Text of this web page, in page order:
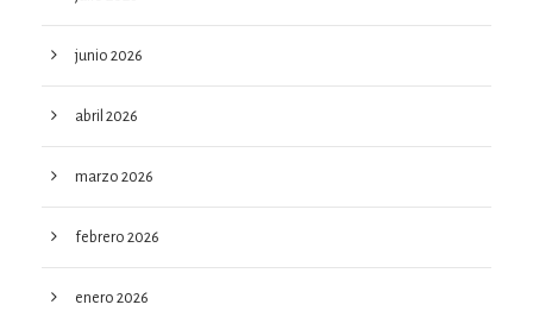
junio 2026
abril 2026
marzo 2026
febrero 2026
enero 2026